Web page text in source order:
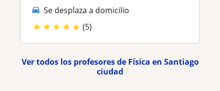
Se desplaza a domicilio
★★★★★ (5)
Ver todos los profesores de Física en Santiago
ciudad